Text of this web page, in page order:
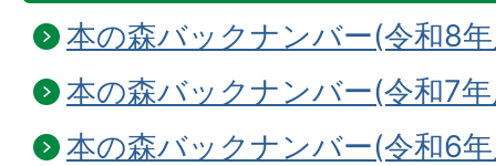
本の森バックナンバー(令和8
本の森バックナンバー(令和7
本の森バックナンバー(令和6